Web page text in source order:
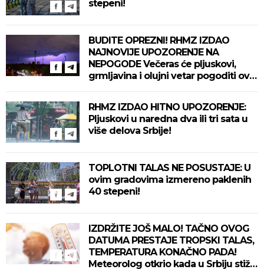
stepeni!
BUDITE OPREZNI! RHMZ IZDAO
NAJNOVIJE UPOZORENJE NA
NEPOGODE Večeras će pljuskovi,
grmljavina i olujni vetar pogoditi ove
RHMZ IZDAO HITNO UPOZORENJE:
Pljuskovi u naredna dva ili tri sata u
više delova Srbije!
TOPLOTNI TALAS NE POSUSTAJE: U
ovim gradovima izmereno paklenih
40 stepeni!
IZDRŽITE JOŠ MALO! TAČNO OVOG
DATUMA PRESTAJE TROPSKI TALAS,
TEMPERATURA KONAČNO PADA!
Meteorolog otkrio kada u Srbiju stiže